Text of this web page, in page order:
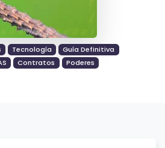
Tecnología
Guía Definitiva
Contratos Poderes